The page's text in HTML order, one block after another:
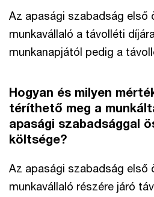
Az apasági szabadság első
munkavállaló a távolléti
munkanapjától pedig a
Hogyan és milyen
téríthető meg a
apasági szabadsággal
költsége?
Az apasági szabadság első
munkavállaló részére járó